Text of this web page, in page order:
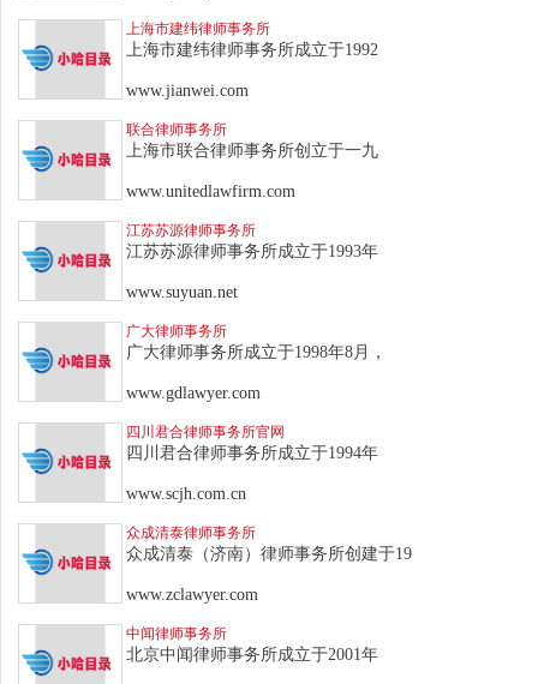
上海市建纬律师事务所
上海市建纬律师事务所成立于1992
www.jianwei.com
联合律师事务所
上海市联合律师事务所创立于一九
www.unitedlawfirm.com
江苏苏源律师事务所
江苏苏源律师事务所成立于1993年
www.suyuan.net
广大律师事务所
广大律师事务所成立于1998年8月，
www.gdlawyer.com
四川君合律师事务所官网
四川君合律师事务所成立于1994年
www.scjh.com.cn
众成清泰律师事务所
众成清泰（济南）律师事务所创建于19
www.zclawyer.com
中闻律师事务所
北京中闻律师事务所成立于2001年